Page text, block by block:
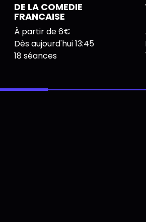
DE LA COMEDIE
FRANCAISE
À partir de 6€
Dès aujourd'hui 13:45
18 séances